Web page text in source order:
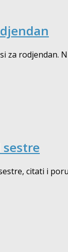
za rodjendan.
sestre
citati i